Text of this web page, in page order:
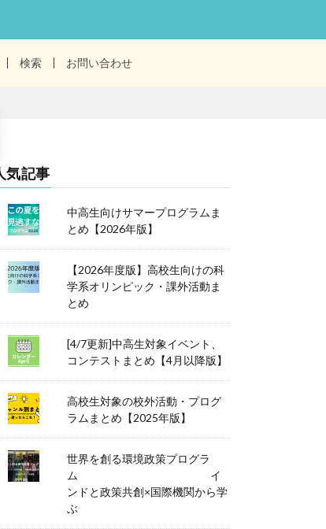
検索 お問い合わせ
気記事
中高生向けサマープログラムま
とめ【2026年版】
【2026年度版】高校生向けの科
学系オリンピック・課外活動ま
とめ
[4/7更新]中高生対象イベント、
コンテストまとめ【4月以降版】
高校生対象の校外活動・プログ
ラムまとめ【2025年版】
世界を創る環境政策プログラ
ム イ
ンドと政策共創×国際機関から学
ぶ